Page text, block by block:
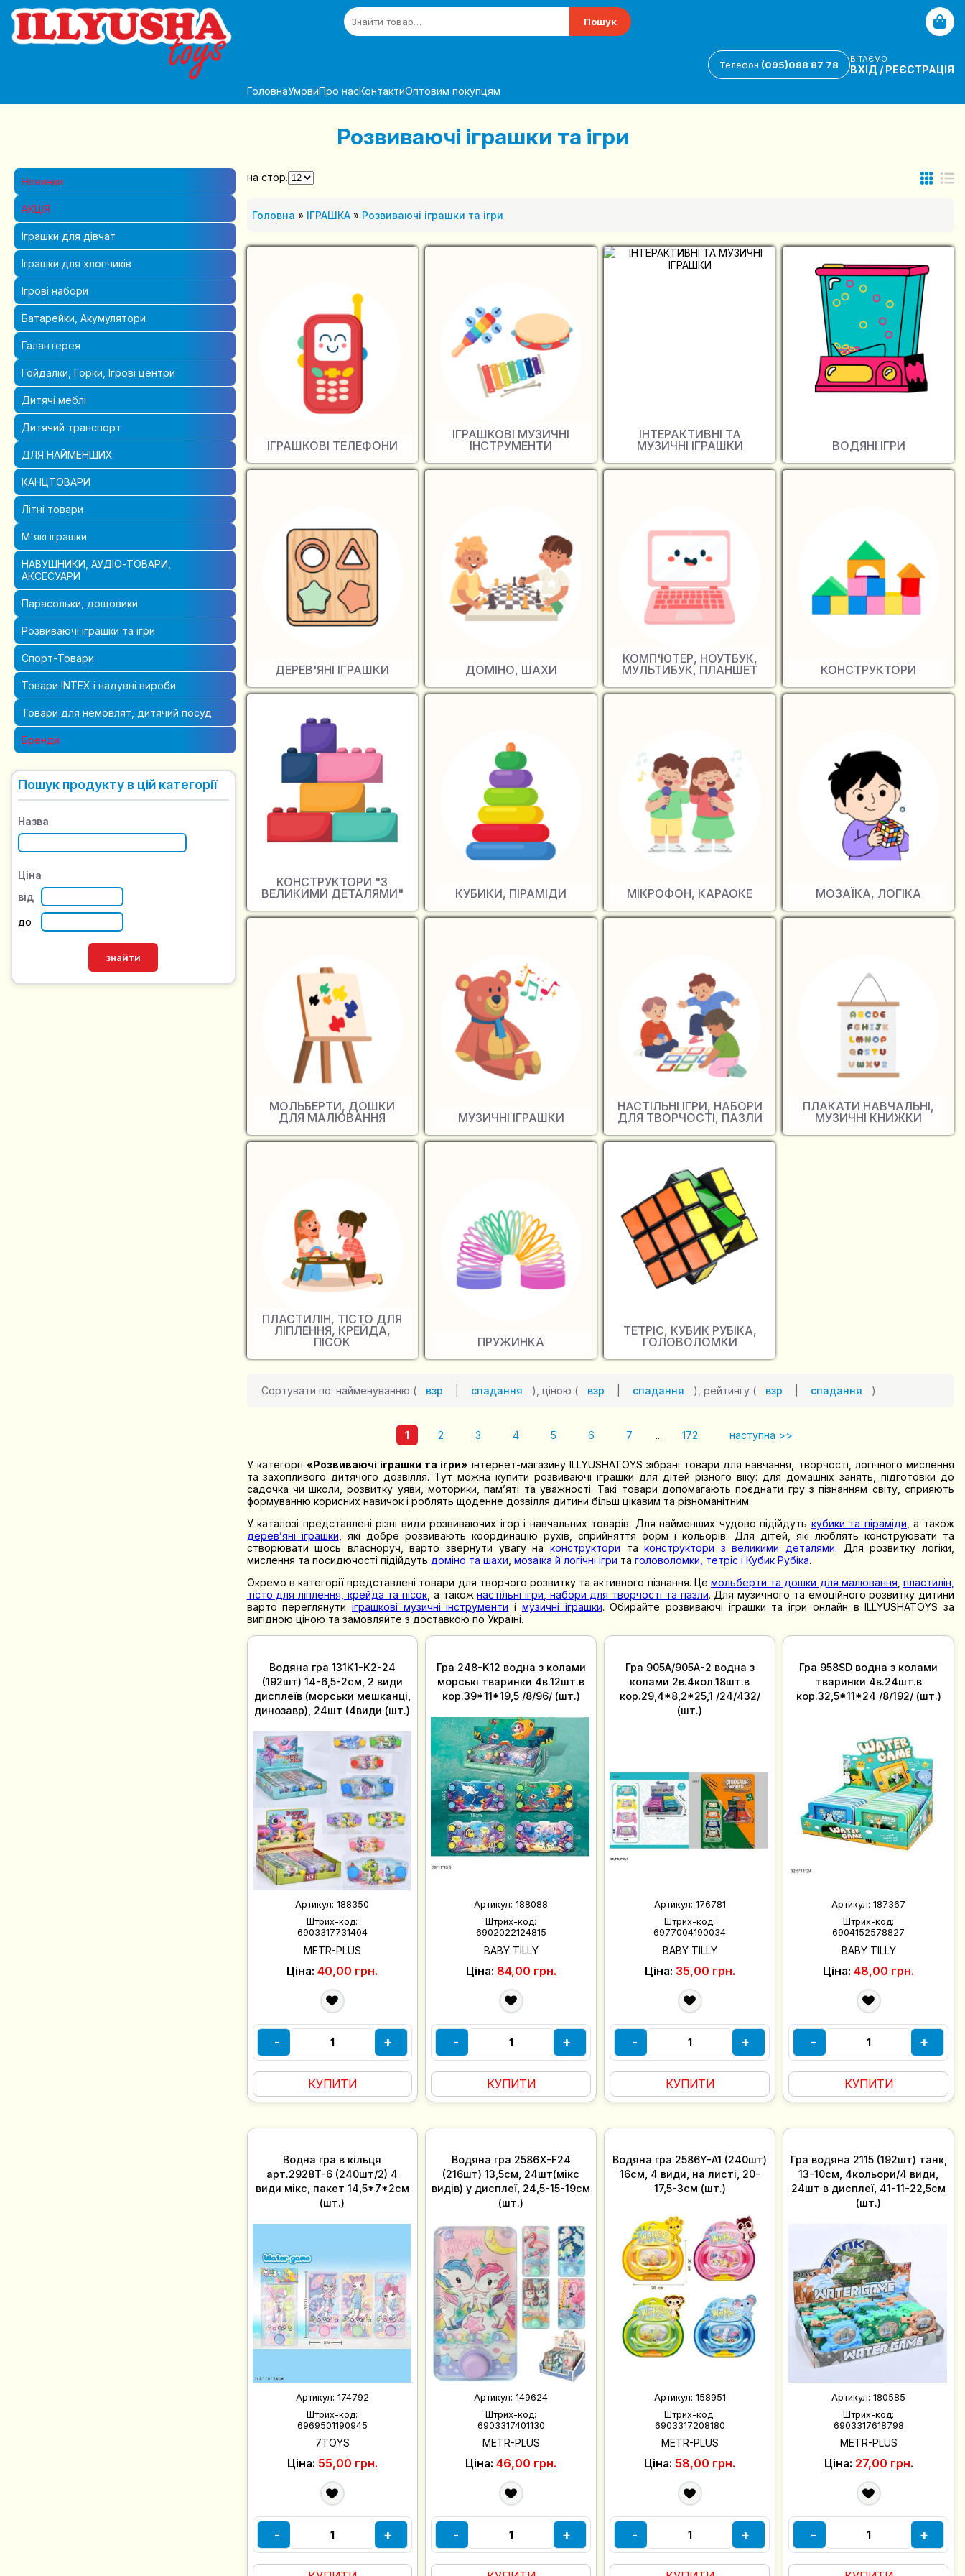
Пошук
Телефон (095)088 87 78
ВІТАЄМО
ВХІД / РЕЄСТРАЦІЯ
ГоловнаУмовиПро насКонтактиОптовим покупцям
Розвиваючі іграшки та ігри
Новинки
АКЦІЯ
Іграшки для дівчат
ТРЮМО
ВІЗОЧКИ, ЛІЖЕЧКА,
МАГАЗИНИ
КОСМЕТИКА ДИТЯЧА,
ТЕХНІКА, ПОСУД І
Пупси та інтерактивні
ПЛЕТІННЯ БРАСЛЕТІВ
Іграшки для хлопчиків
РОГАТКИ, МЕЧІ, ШАБЛІ
ЗБРОЯ НА КУЛЬКАХ ТА
ЗБРОІ, ТИР, БІНОКЛІ
ТРАНСПОРТ
керуванні
Машинки пластмасові
ІГРОВІ НАБОРИ ДЛЯ
БІЛЬЯРД, ХОККЕЙ
АРМІЯ, СОЛДАТИ,
ЗАПУСКАЛКИ СЕНСОРНІ
НАБОРИ ІГРАШКОВИХ
РОБОТИ,
Ігрові набори
СВІТЛЯШКИ, АНТИСТРЕС
МІКРОСКОП, ТЕЛЕСКОП,
КАЛЕЙДОСКОП
ОСТАННІ НАДХОДЖЕННЯ
ДРАКОНИ
Батарейки, Акумулятори
BANK
Галантерея
КОСМЕТИЧКИ
Гойдалки, Горки, Ігрові центри
Дитячі меблі
СТОЛИКИ
СТІЛЬЧИКИ ДЛЯ
Дитячий транспорт
КОЛІСНІ"12"
Велосипеди 2-х колісні
"16"
"18"
Велосипеди 2-х колісні
"24-28"
ВЕЛОСИПЕДИ 3-Х
МОТОЦИКЛИ,
КАРТИ (ПЕДАЛЬНІ
ТРАКТОРИ ПЕДАЛЬНІ
ДЛЯ НАЙМЕНШИХ
НЕВАЛЯЙКА, ДЗИГА, ЙО
ЙО
СВІТИЛЬНИК ДИТЯЧИЙ,
КАНЦТОВАРИ
РОЗМАЛЬОВКИ, ДЕКОР,
КАНЦЕЛЯРСЬКЕ
ФАРБИ, ОЛІВЦІ, НАБОРИ
Літні товари
НАБОРИ
ВІТРЯЧКИ, ВЕРТУШКИ,
ІГРАШКИ
М'які іграшки
ВІТЧИЗНЯНІ ВИРОБНИКИ
НАВУШНИКИ, АУДІО-ТОВАРИ,
АКСЕСУАРИ
ІНШЕ
РАДІО, КОЛОНКИ
CD-ДИСКИ
Парасольки, дощовики
Розвиваючі іграшки та ігри
ІНСТРУМЕНТИ
ІНТЕРАКТИВНІ ТА
Спорт-Товари
РАКЕТКИ
Товари INTEX і надувні вироби
МЕБЛІ
Товари для немовлят, дитячий посуд
Бренди
Пошук продукту в цій категорії
Назва
Ціна
від
до
на стор.
Головна » ІГРАШКА» Розвиваючі іграшки та ігри
ІГРАШКОВІ ТЕЛЕФОНИ
ІГРАШКОВІ МУЗИЧНІ
ІНСТРУМЕНТИ
ІНТЕРАКТИВНІ ТА
МУЗИЧНІ ІГРАШКИ
ВОДЯНІ ІГРИ
ДЕРЕВ'ЯНІ ІГРАШКИ ДОМІНО, ШАХИ
КОМП'ЮТЕР, НОУТБУК,
МУЛЬТИБУК, ПЛАНШЕТ
КОНСТРУКТОРИ
КОНСТРУКТОРИ "З
ВЕЛИКИМИ ДЕТАЛЯМИ"
КУБИКИ, ПІРАМІДИ МІКРОФОН, КАРАОКЕ МОЗАЇКА, ЛОГІКА
МОЛЬБЕРТИ, ДОШКИ
ДЛЯ МАЛЮВАННЯ
МУЗИЧНІ ІГРАШКИ
НАСТІЛЬНІ ІГРИ, НАБОРИ
ДЛЯ ТВОРЧОСТІ, ПАЗЛИ
ПЛАКАТИ НАВЧАЛЬНІ,
МУЗИЧНІ КНИЖКИ
ПЛАСТИЛІН, ТІСТО ДЛЯ
ЛІПЛЕННЯ, КРЕЙДА,
ПІСОК
ПРУЖИНКА
ТЕТРІС, КУБИК РУБІКА,
ГОЛОВОЛОМКИ
Сортувати по: найменуванню ( взр спадання ), ціною ( взр спадання ), рейтингу ( взр спадання )
1 2 3 4 5 6 7 ... 172 наступна >>
У категорії «Розвиваючі іграшки та ігри» інтернет-магазину ILLYUSHATOYS зібрані товари для навчання, творчості, логічного мислення
та захопливого дитячого дозвілля. Тут можна купити розвиваючі іграшки для дітей різного віку: для домашніх занять, підготовки до
садочка чи школи, розвитку уяви, моторики, пам’яті та уважності. Такі товари допомагають поєднати гру з пізнанням світу, сприяють
формуванню корисних навичок і роблять щоденне дозвілля дитини більш цікавим та різноманітним.
У каталозі представлені різні види розвиваючих ігор і навчальних товарів. Для найменших чудово підійдуть кубики та піраміди , а також
дерев’яні іграшки , які добре розвивають координацію рухів, сприйняття форм і кольорів. Для дітей, які люблять конструювати та
створювати щось власноруч, варто звернути увагу на конструктори таконструктори з великими деталями. Для розвитку логіки,
мислення та посидючості підійдуть доміно та шахи мозаїка й логічні ігри та головоломки, тетріс і Кубик Рубіка.
Окремо в категорії представлені товари для творчого розвитку та активного пізнання. Це мольберти та дошки для малювання ,пластилін,
тісто для ліплення, крейда та пісок , а такожнастільні ігри, набори для творчості та пазли. Для музичного та емоційного розвитку дитини
варто переглянути іграшкові музичні інструменти і музичні іграшки. Обирайте розвиваючі іграшки та ігри онлайн в ILLYUSHATOYS за
вигідною ціною та замовляйте з доставкою по Україні.
Водяна гра 131K1-K2-24
(192шт) 14-6,5-2см, 2 види
дисплеїв (морськи мешканці,
динозавр), 24шт (4види (шт.)
Артикул:188350
Штрих-код:
6903317731404
METR-PLUS
Ціна:40,00 грн.
- +
КУПИТИ
Гра 248-K12 водна з колами
морські тваринки 4в.12шт.в
кор.39*11*19,5 /8/96/ (шт.)
Артикул:188088
Штрих-код:
6902022124815
BABY TILLY
Ціна: 84,00 грн.
- +
КУПИТИ
Гра 905A/905A-2 водна з
колами 2в.4кол.18шт.в
кор.29,4*8,2*25,1 /24/432/
(шт.)
Артикул: 176781
Штрих-код:
6977004190034
BABY TILLY
Ціна: 35,00 грн.
- +
КУПИТИ
Гра 958SD водна з колами
тваринки 4в.24шт.в
кор.32,5*11*24 /8/192/ (шт.)
Артикул:187367
Штрих-код:
6904152578827
BABY TILLY
Ціна:48,00 грн.
- +
КУПИТИ
Водна гра в кільця
арт.2928T-6 (240шт/2) 4
види мікс, пакет 14,5*7*2см
(шт.)
Артикул: 174792
Штрих-код:
6969501190945
7TOYS
Ціна: 55,00 грн.
- +
Водяна гра 2586X-F24
(216шт) 13,5см, 24шт(мікс
видів) у дисплеї, 24,5-15-19см
(шт.)
Артикул:149624
Штрих-код:
6903317401130
METR-PLUS
Ціна:46,00 грн.
- +
Водяна гра 2586Y-A1 (240шт)
16см, 4 види, на листі, 20-
17,5-3см (шт.)
Артикул: 158951
Штрих-код:
6903317208180
METR-PLUS
Ціна: 58,00 грн.
- +
Гра водяна 2115 (192шт) танк,
13-10см, 4кольори/4 види,
24шт в дисплеї, 41-11-22,5см
(шт.)
Артикул:180585
Штрих-код:
6903317618798
METR-PLUS
Ціна: 27,00 грн.
- +